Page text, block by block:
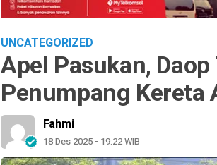
UNCATEGORIZED
Apel Pasukan,
Penumpang
Fahmi
18 Des 2025 - 19:22 WIB